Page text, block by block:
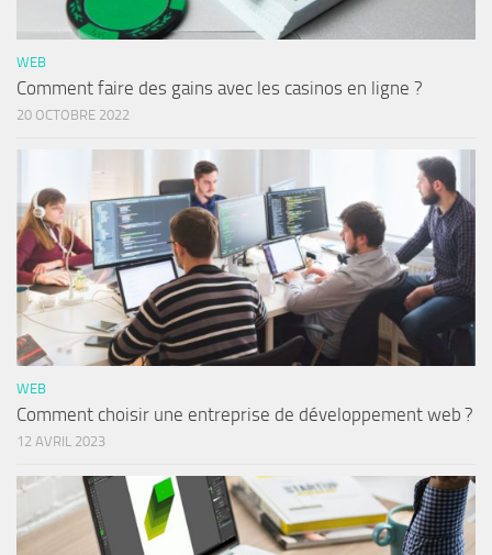
WEB
Comment faire des gains avec les casinos en ligne ?
20 OCTOBRE 2022
WEB
Comment choisir une entreprise de développement web ?
12 AVRIL 2023